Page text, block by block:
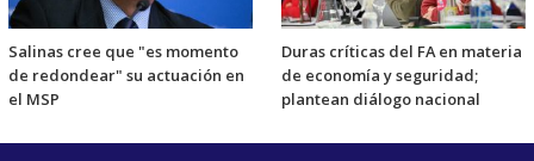
Salinas cree que "es momento
de redondear" su actuación en
el MSP
Duras críticas del FA en materia
de economía y seguridad;
plantean diálogo nacional